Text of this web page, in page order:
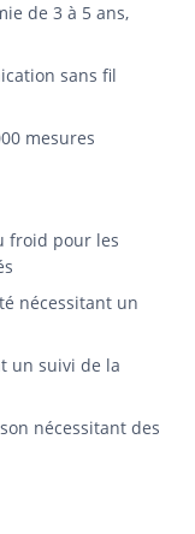
de 3 à 5 ans,
sans fil
mesures
froid pour les
nécessitant un
un suivi de la
nécessitant des